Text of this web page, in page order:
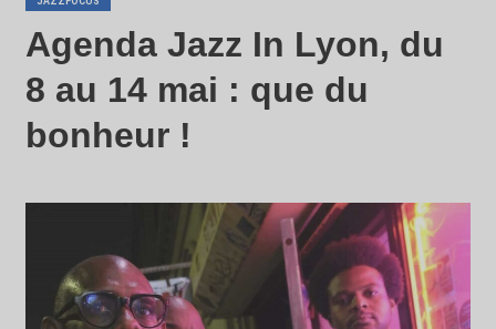
Agenda Jazz In Lyon, du
8 au 14 mai : que du
bonheur !